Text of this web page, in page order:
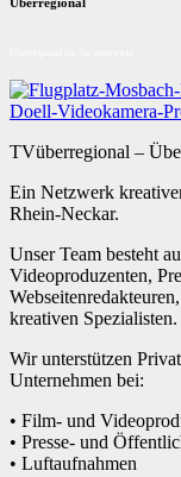
TVüberregional –
Ein Netzwerk
Rhein-Neckar.
Unser Team besteht
Videoproduzenten,
kreativen Spezialisten.
Wir unterstützen
Unternehmen bei:
• Film- und
• Presse- und
• Luftaufnahmen